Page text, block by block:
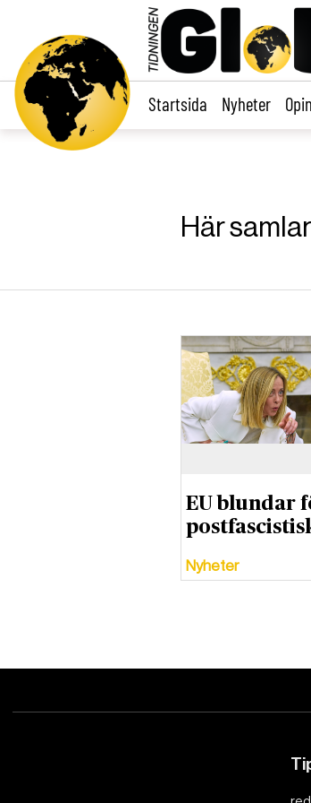
Startsida Nyheter
Här
EU blundar
Nyheter